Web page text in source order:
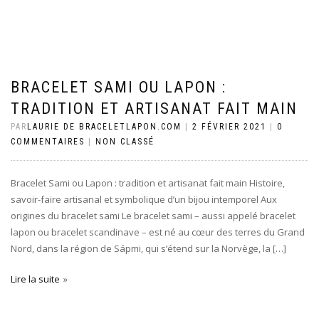
BRACELET SAMI OU LAPON :
TRADITION ET ARTISANAT FAIT MAIN
PAR LAURIE DE BRACELETLAPON.COM 2 FÉVRIER 2021
0
COMMENTAIRES
NON CLASSÉ
Bracelet Sami ou Lapon : tradition et artisanat fait main Histoire,
savoir-faire artisanal et symbolique d’un bijou intemporel Aux
origines du bracelet sami Le bracelet sami – aussi appelé bracelet
lapon ou bracelet scandinave – est né au cœur des terres du Grand
Nord, dans la région de Sápmi, qui s’étend sur la Norvège, la […]
Lire la suite